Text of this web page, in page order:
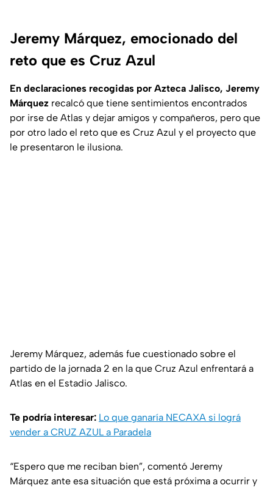
Jeremy Márquez, emocionado del
reto que es Cruz Azul
En declaraciones recogidas por Azteca Jalisco, Jeremy
Márquez recalcó que tiene sentimientos encontrados
por irse de Atlas y dejar amigos y compañeros, pero que
por otro lado el reto que es Cruz Azul y el proyecto que
le presentaron le ilusiona.
Jeremy Márquez, además fue cuestionado sobre el
partido de la jornada 2 en la que Cruz Azul enfrentará a
Atlas en el Estadio Jalisco.
Te podría interesar: Lo que ganaría NECAXA si lográ
vender a CRUZ AZUL a Paradela
“Espero que me reciban bien”, comentó Jeremy
Márquez ante esa situación que está próxima a ocurrir y